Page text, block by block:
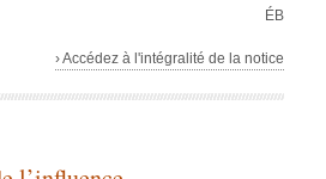
ÉB
› Accédez à l'intégralité de la notice